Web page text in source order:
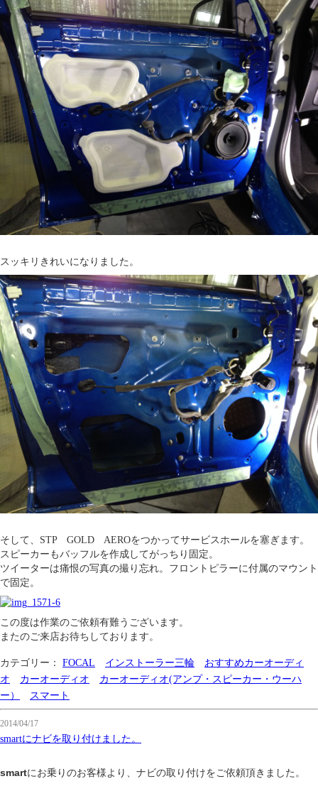
スッキリきれいになりました。
そして、STP GOLD AEROをつかってサービスホールを塞ぎます。
スピーカーもバッフルを作成してがっちり固定。
ツイーターは痛恨の写真の撮り忘れ。フロントピラーに付属のマウント
で固定。
この度は作業のご依頼有難うございます。
またのご来店お待ちしております。
カテゴリー： FOCAL インストーラー三輪
おすすめカーオーディ
オ
カーオーディオ
カーオーディオ(アンプ・スピーカー・ウーハ
ー）
スマート
2014/04/17
smartにナビを取り付けました。
smartにお乗りのお客様より、ナビの取り付けをご依頼頂きました。